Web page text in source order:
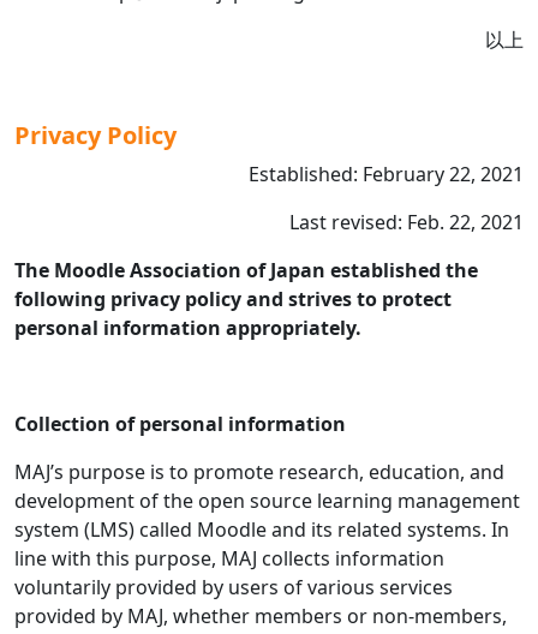
以上
Privacy Policy
Established: February 22, 2021
Last revised: Feb. 22, 2021
The Moodle Association of Japan established the
following privacy policy and strives to protect
personal information appropriately.
Collection of personal information
MAJ’s purpose is to promote research, education, and
development of the open source learning management
system (LMS) called Moodle and its related systems. In
line with this purpose, MAJ collects information
voluntarily provided by users of various services
provided by MAJ, whether members or non-members,